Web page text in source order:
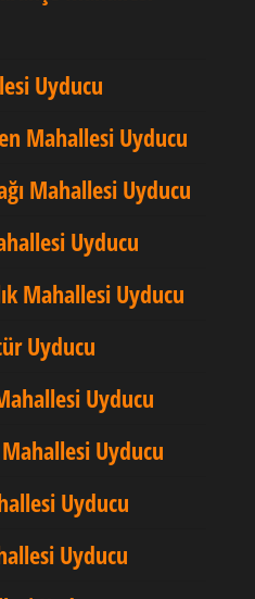
Uyducu
Mahallesi Uyducu
Mahallesi Uyducu
Uyducu
Mahallesi Uyducu
Uyducu
Uyducu
Uyducu
Uyducu
Uyducu